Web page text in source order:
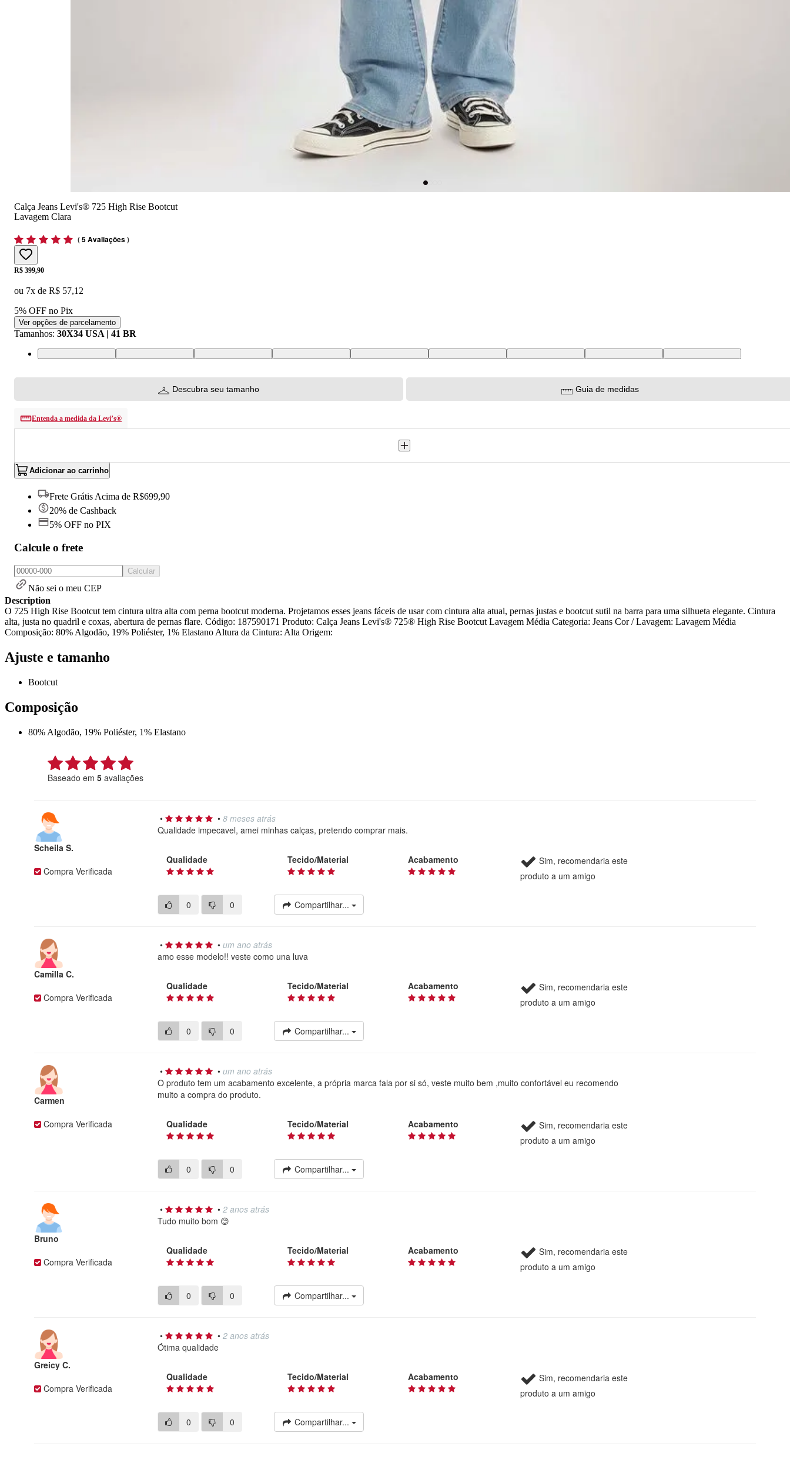
Calça Jeans Levi's® 725 High Rise Bootcut
Lavagem Clara
(5 Avaliações)
Price:
R$ 399,90
ou 7x de R$ 57,12
5% OFF no Pix
Ver opções de parcelamento
Tamanhos: 30X34 USA | 41 BR
25X34 USA | 36 BR26X34 USA | 37 BR27X34 USA | 38 BR29X34 USA | 40 BR31X34 USA | 42 BR28X34 USA | 39 BR30X34 USA | 41 BR32X34 USA | 43 BR33X34 USA | 44 BR
Descubra seu tamanho Guia de medidas
Entenda a medida da Levi’s®
Adicionar ao carrinho
Frete Grátis Acima de R$699,90
20% de Cashback
5% OFF no PIX
Calcule o frete
Calcular
Não sei o meu CEP
Description
O 725 High Rise Bootcut tem cintura ultra alta com perna bootcut moderna. Projetamos esses jeans fáceis de usar com cintura alta atual, pernas justas e bootcut sutil na barra para uma silhueta elegante. Cintura
alta, justa no quadril e coxas, abertura de pernas flare. Código: 187590171 Produto: Calça Jeans Levi's® 725® High Rise Bootcut Lavagem Média Categoria: Jeans Cor / Lavagem: Lavagem Média
Composição: 80% Algodão, 19% Poliéster, 1% Elastano Altura da Cintura: Alta Origem:
Ajuste e tamanho
Bootcut
Composição
80% Algodão, 19% Poliéster, 1% Elastano
Baseado em 5 avaliações
Scheila S.
Compra Verificada
• • 8 meses atrás
Qualidade impecavel, amei minhas calças, pretendo comprar mais.
Qualidade Tecido/Material Acabamento
Sim, recomendaria este
produto a um amigo
0 0 Compartilhar...
Camilla C.
Compra Verificada
• • um ano atrás
amo esse modelo!! veste como una luva
Qualidade Tecido/Material Acabamento
Sim, recomendaria este
produto a um amigo
0 0 Compartilhar...
Carmen
Compra Verificada
• • um ano atrás
O produto tem um acabamento excelente, a própria marca fala por si só, veste muito bem ,muito confortável eu recomendo
muito a compra do produto.
Qualidade Tecido/Material Acabamento
Sim, recomendaria este
produto a um amigo
0 0 Compartilhar...
Bruno
Compra Verificada
• • 2 anos atrás
Tudo muito bom 😊
Qualidade Tecido/Material Acabamento
Sim, recomendaria este
produto a um amigo
0 0 Compartilhar...
Greicy C.
Compra Verificada
• • 2 anos atrás
Ótima qualidade
Qualidade Tecido/Material Acabamento
Sim, recomendaria este
produto a um amigo
0 0 Compartilhar...